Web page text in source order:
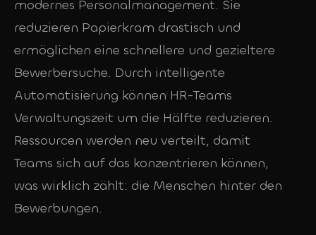
modernes Personalmanagement. Sie
reduzieren Papierkram drastisch und
ermöglichen eine schnellere und gezieltere
Bewerbersuche. Durch intelligente
Automatisierung können HR-Teams
Verwaltungszeit um die Hälfte reduzieren.
Ressourcen werden neu verteilt, damit
Teams sich auf das konzentrieren können,
was wirklich zählt: die Menschen hinter den
Bewerbungen.